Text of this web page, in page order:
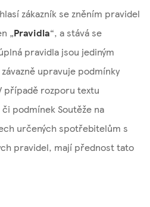
zákazník se zněním pravidel
„Pravidla“, a stává se
pravidla jsou jediným
upravuje podmínky
případě rozporu textu
podmínek Soutěže na
určených spotřebitelům s
pravidel, mají přednost tato